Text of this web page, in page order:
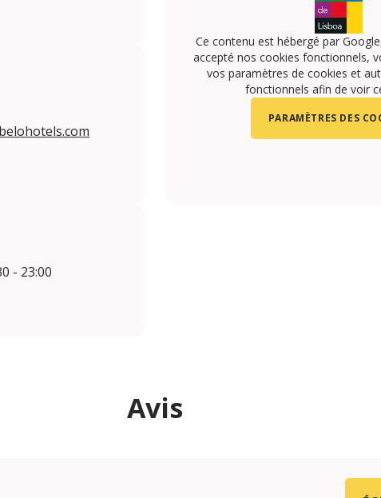
Ce contenu est hébergé par
accepté nos cookies fonctionnels,
vos paramètres de cookies et
fonctionnels afin de voir
PARAMÈTRES DES
- 23:00
Avis